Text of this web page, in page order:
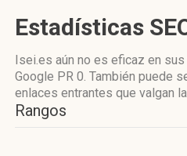
Estadísticas
Isei.es aún no es eficaz en
Google PR 0. También puede
enlaces entrantes que valgan
Rangos